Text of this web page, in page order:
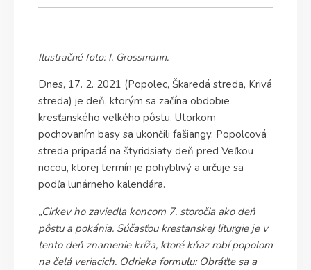
Ilustračné foto: I. Grossmann.
Dnes, 17. 2. 2021 (Popolec, Škaredá streda, Krivá
streda) je deň, ktorým sa začína obdobie
kresťanského veľkého pôstu. Utorkom
pochovaním basy sa ukončili fašiangy. Popolcová
streda pripadá na štyridsiaty deň pred Veľkou
nocou, ktorej termín je pohyblivý a určuje sa
podľa lunárneho kalendára.
„Cirkev ho zaviedla koncom 7. storočia ako deň
pôstu a pokánia. Súčasťou kresťanskej liturgie je v
tento deň znamenie kríža, ktoré kňaz robí popolom
na čelá veriacich. Odrieka formulu: Obráťte sa a